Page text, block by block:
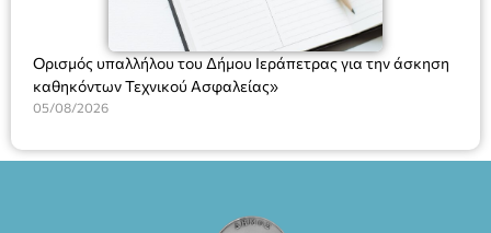
Ορισμός υπαλλήλου του Δήμου Ιεράπετρας για την άσκηση
καθηκόντων Τεχνικού Ασφαλείας»
05/08/2026